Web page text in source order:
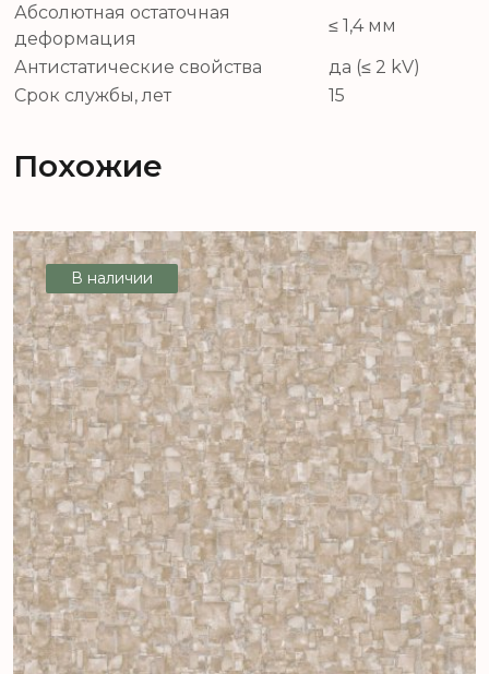
Абсолютная остаточная
деформация
≤ 1,4 мм
Антистатические свойства
да (≤ 2 kV)
Срок службы, лет
15
Похожие
В наличии